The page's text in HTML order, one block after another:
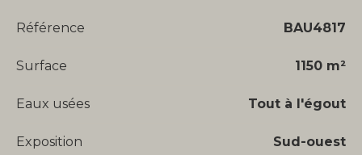
Référence BAU4817
Surface 1150 m²
Eaux usées Tout à l'égout
Exposition Sud-ouest